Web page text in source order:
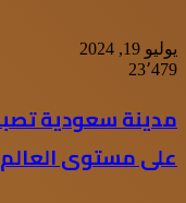
يوليو 19, 2024
23٬479
على مستوى العالم